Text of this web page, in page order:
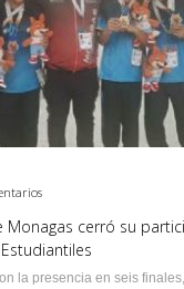
Monagas cerró su
la presencia en seis